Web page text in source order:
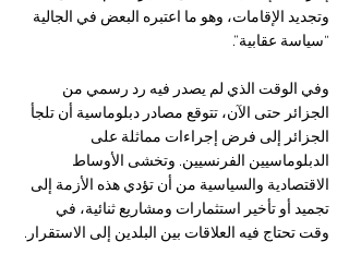
وتجديد الإقامات، وهو ما اعتبره البعض في الجالية
“سياسة عقابية”.
وفي الوقت الذي لم يصدر فيه رد رسمي من
الجزائر حتى الآن، تتوقع مصادر دبلوماسية أن تلجأ
الجزائر إلى فرض إجراءات مماثلة على
الدبلوماسيين الفرنسيين. وتخشى الأوساط
الاقتصادية والسياسية من أن تؤدي هذه الأزمة إلى
تجميد أو تأخير استثمارات ومشاريع ثنائية، في
وقت تحتاج فيه العلاقات بين البلدين إلى الاستقرار.